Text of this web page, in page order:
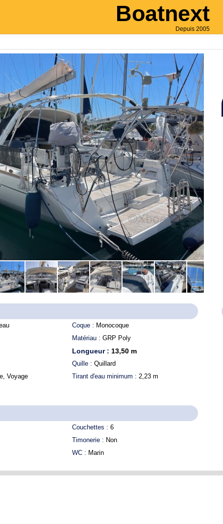
Boatnext
Depuis 2005
Voyage
Coque : Monocoque
Matériau : GRP Poly
Longueur : 13,50 m
Quille : Quillard
Tirant d'eau minimum : 2,23 m
Couchettes : 6
Timonerie : Non
WC : Marin